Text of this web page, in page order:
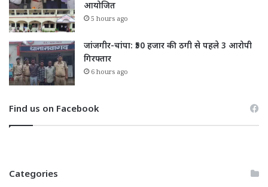
आयोजित
5 hours ago
जांजगीर-चांपा: ₹50 हजार की ठगी से पहले 3 आरोपी
गिरफ्तार
6 hours ago
Find us on Facebook
Categories